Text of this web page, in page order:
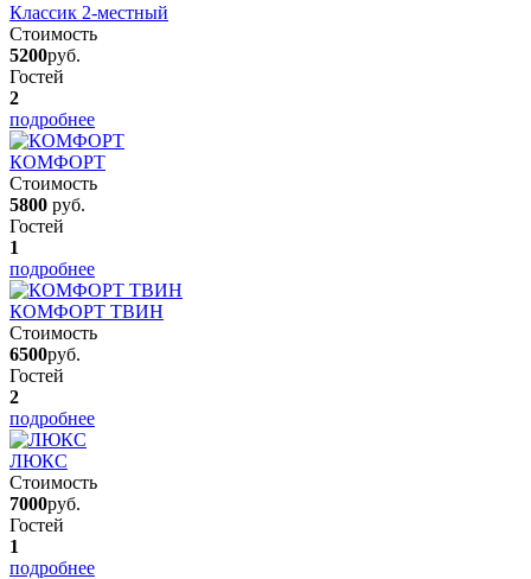
Классик 2-местный
Стоимость
5200руб.
Гостей
2
подробнее
КОМФОРТ
Стоимость
5800 руб.
Гостей
1
подробнее
КОМФОРТ ТВИН
Стоимость
6500руб.
Гостей
2
подробнее
ЛЮКС
Стоимость
7000руб.
Гостей
1
подробнее